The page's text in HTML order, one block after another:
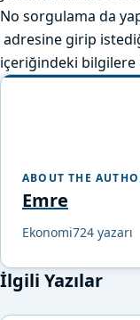
No sorgulama da
adresine girip
içeriğindeki bilgilere
ABOUT THE
Emre
Ekonomi724 yazarı
İlgili Yazılar